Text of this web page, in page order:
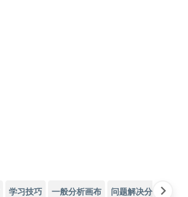
学习技巧 一般分析画布 问题解决分析画布